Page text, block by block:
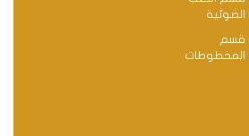
الضوئية
قسم
المخطوطات